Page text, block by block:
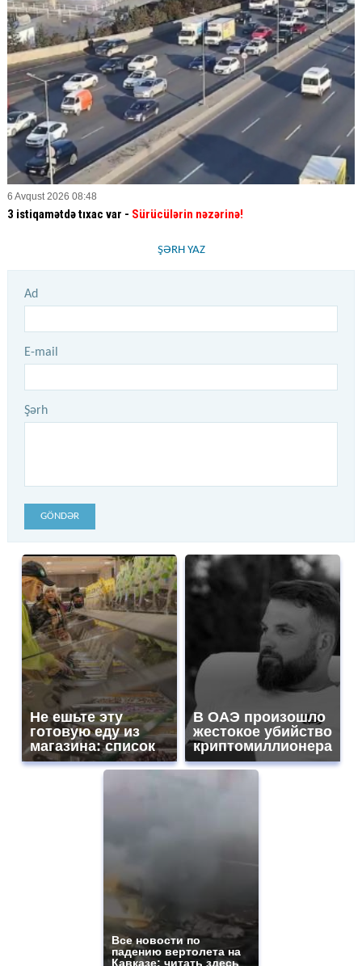
6 Avqust 2026 08:48
3 istiqamətdə tıxac var - Sürücülərin nəzərinə!
ŞƏRH YAZ
Ad
E-mail
Şərh
GÖNDƏR
Не ешьте эту
готовую еду из
магазина: список
В ОАЭ произошло
жестокое убийство
криптомиллионера
Все новости по
падению вертолета на
Кавказе: читать здесь